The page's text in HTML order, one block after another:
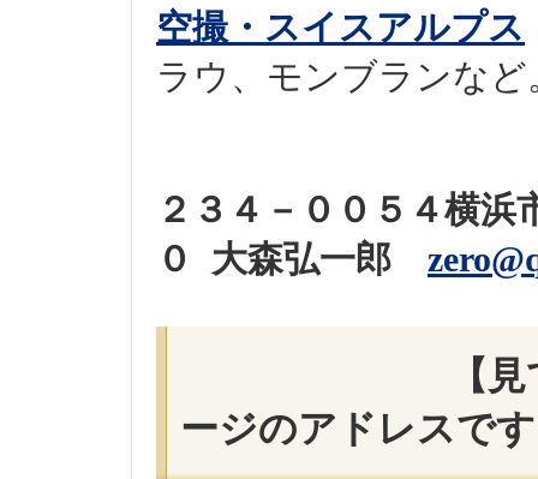
空撮・スイスアルプス
ラウ、モンブランなど
２３４－００５４横浜
０ 大森弘一郎
【見ていた
ージのアドレスで